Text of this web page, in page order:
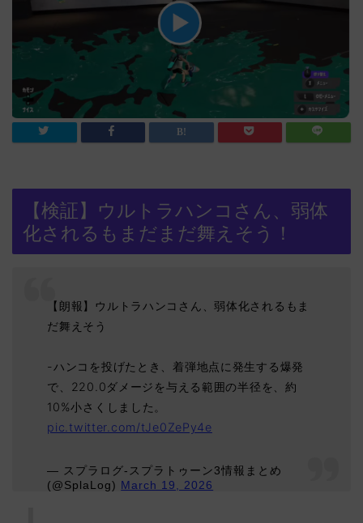
【検証】ウルトラハンコさん、弱体
化されるもまだまだ舞えそう！
【朗報】ウルトラハンコさん、弱体化されるもま
だ舞えそう
-ハンコを投げたとき、着弾地点に発生する爆発
で、220.0ダメージを与える範囲の半径を、約
10%小さくしました。
pic.twitter.com/tJe0ZePy4e
— スプラログ-スプラトゥーン3情報まとめ
(@SplaLog) March 19, 2026